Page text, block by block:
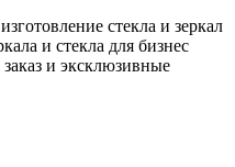
стекла и зеркал
и стекла для бизнес
и эксклюзивные